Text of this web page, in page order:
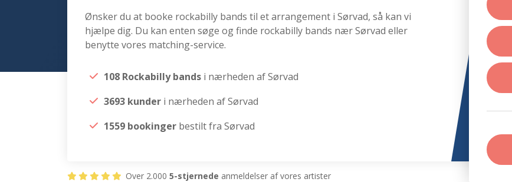
Ønsker du at booke rockabilly bands til et arrangement i Sørvad, så kan vi
hjælpe dig. Du kan enten søge og finde rockabilly bands nær Sørvad eller
benytte vores matching-service.
108 Rockabilly bands i nærheden af Sørvad
3693 kunder i nærheden af Sørvad
1559 bookinger bestilt fra Sørvad
Over 2.000 5-stjernede anmeldelser af vores artister